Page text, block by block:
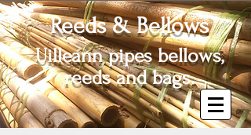
Reeds & Bellows
Uilleann pipes bellows,
reeds and bags.